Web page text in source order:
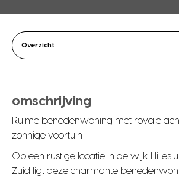
Overzicht
omschrijving
Ruime benedenwoning met royale
zonnige voortuin
Op een rustige locatie in de wijk
Zuid ligt deze charmante